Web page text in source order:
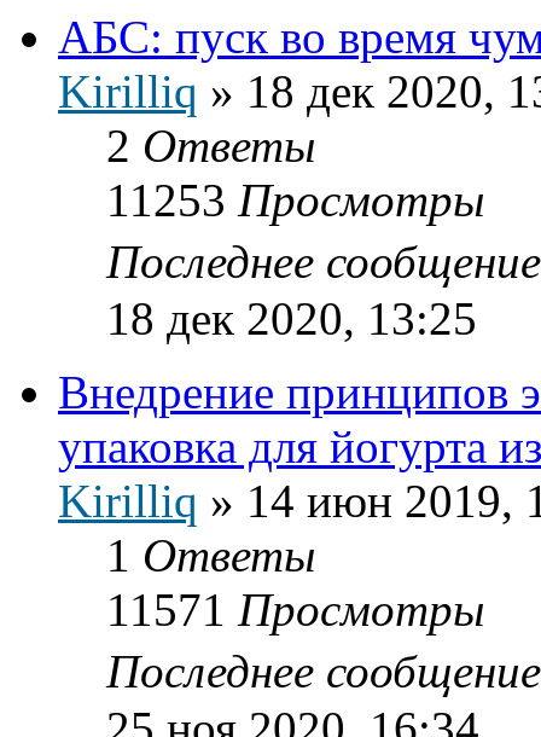
АБС: пуск во время
Kirilliq » 18 дек 2020,
2 Ответы
11253 Просмотры
Последнее
18 дек 2020, 13:25
Внедрение принципов
упаковка для йогурта
Kirilliq » 14 июн 2019,
1 Ответы
11571 Просмотры
Последнее